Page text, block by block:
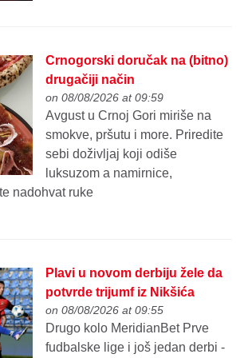
Crnogorski doručak na (bitno)
drugačiji način
on 08/08/2026 at 09:59
Avgust u Crnoj Gori miriše na
smokve, pršutu i more. Priredite
sebi doživljaj koji odiše
luksuzom a namirnice,
nadohvat ruke
Plavi u novom derbiju žele da
potvrde trijumf iz Nikšića
on 08/08/2026 at 09:55
Drugo kolo MeridianBet Prve
fudbalske lige i još jedan derbi -